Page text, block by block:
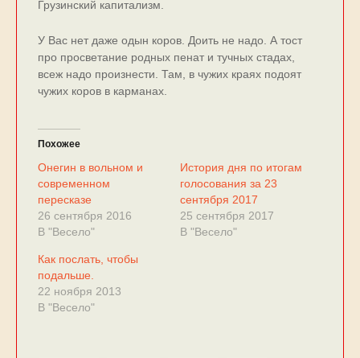
Грузинский капитализм.
У Вас нет даже одын коров. Доить не надо. А тост
про просветание родных пенат и тучных стадах,
всеж надо произнести. Там, в чужих краях подоят
чужих коров в карманах.
Похожее
Онегин в вольном и
современном
пересказе
26 сентября 2016
В "Весело"
История дня по итогам
голосования за 23
сентября 2017
25 сентября 2017
В "Весело"
Как послать, чтобы
подальше.
22 ноября 2013
В "Весело"